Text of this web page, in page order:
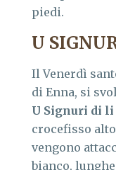
piedi.
U
Il Venerdì
di Enna, si
U Signuri di li
crocefisso
vengono
bianco,